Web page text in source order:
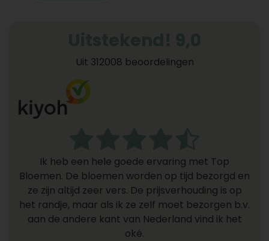
Uit 312008 beoordelingen
Ik heb een hele goede ervaring met Top
Bloemen. De bloemen worden op tijd bezorgd en
ze zijn altijd zeer vers. De prijsverhouding is op
het randje, maar als ik ze zelf moet bezorgen b.v.
aan de andere kant van Nederland vind ik het
oké.